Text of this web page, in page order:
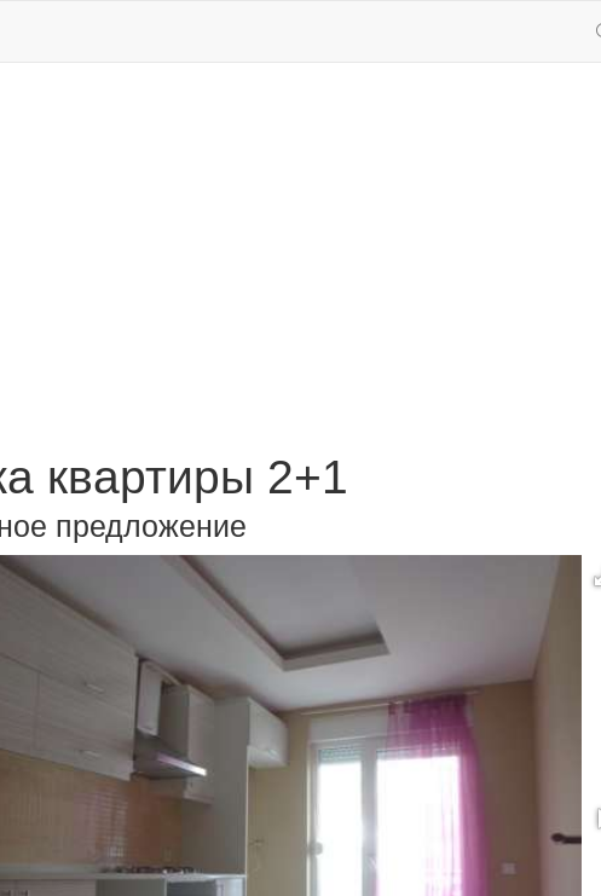
квартиры 2+1
предложение